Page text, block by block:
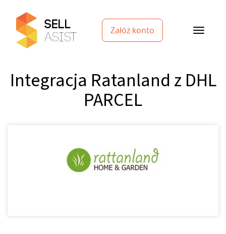
Załóż konto
Integracja Ratanland z DHL
PARCEL